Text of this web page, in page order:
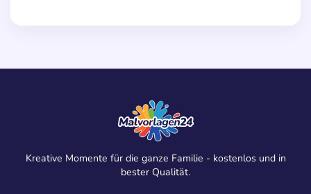
Kreative Momente für die ganze Familie - kostenlos und in
bester Qualität.